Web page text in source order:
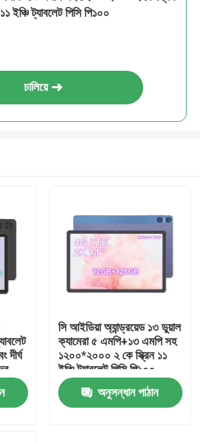
১১ ইঞ্চি ট্যাবলেট পিসি পি১০০
চালিয়ে
দীর্ঘ
সি আইডিয়া অ্যান্ড্রয়েড ১৩ ডুয়াল
ক্যামেরা ৫ এমপি+১৩ এমপি সহ
১২০০*২০০০ ২ কে স্ক্রিন ১১
ইঞ্চি ট্যাবলেট পিসি পি১০০
অনুসন্ধান পাঠান